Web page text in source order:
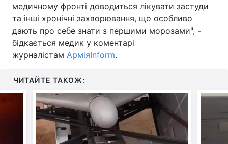
медичному фронті доводиться лікувати застуди
та інші хронічні захворювання, що особливо
дають про себе знати з першими морозами", -
бідкається медик у коментарі
журналістам АрміяInform.
ЧИТАЙТЕ ТАКОЖ: